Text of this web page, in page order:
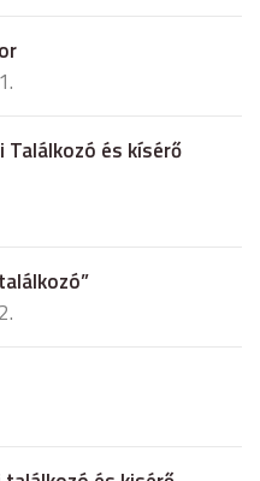
Találkozó és kísérő